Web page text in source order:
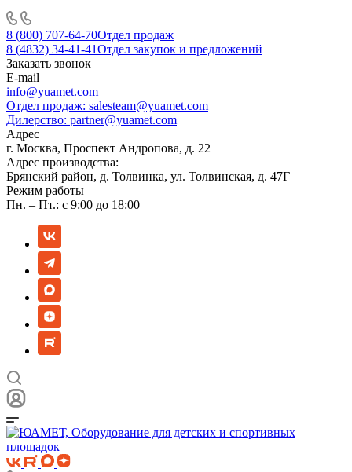
8 (800) 707-64-70Отдел продаж
8 (4832) 34-41-41Отдел закупок и предложений
Заказать звонок
E-mail
info@yuamet.com
Отдел продаж: salesteam@yuamet.com
Дилерство: partner@yuamet.com
Адрес
г. Москва, Проспект Андропова, д. 22
Адрес производства:
Брянский район, д. Толвинка, ул. Толвинская, д. 47Г
Режим работы
Пн. – Пт.: с 9:00 до 18:00